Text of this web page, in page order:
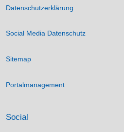
Datenschutzerklärung
Social Media Datenschutz
Sitemap
Portalmanagement
Social